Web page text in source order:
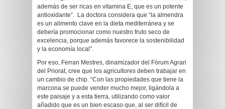
además de ser ricas en vitamina E, que es un potente
antioxidante”. La doctora considera que “la almendra
es un alimento clave en la dieta mediterránea y se
debería promocionar como nuestro fruto seco de
excelencia, porque además favorece la sostenibilidad
y la economía local”.
Por eso, Ferran Mestres, dinamizador del Fòrum Agrari
del Priorat, cree que los agricultores deben trabajar en
un cambio de chip. “Con las propiedades que tiene la
marcona se puede vender mucho mejor, ligándola a
este paisaje y a esta tierra, utilizando como valor
añadido que es un bien escaso que, al ser difícil de